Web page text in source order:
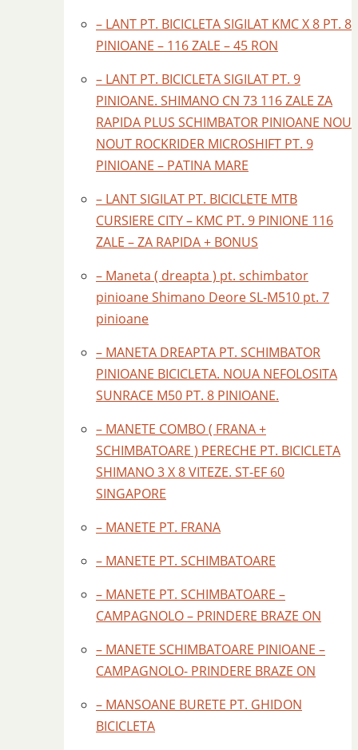
– LANT PT. BICICLETA SIGILAT KMC X 8 PT. 8
PINIOANE – 116 ZALE – 45 RON
– LANT PT. BICICLETA SIGILAT PT. 9
PINIOANE. SHIMANO CN 73 116 ZALE ZA
RAPIDA PLUS SCHIMBATOR PINIOANE NOU
NOUT ROCKRIDER MICROSHIFT PT. 9
PINIOANE – PATINA MARE
– LANT SIGILAT PT. BICICLETE MTB
CURSIERE CITY – KMC PT. 9 PINIONE 116
ZALE – ZA RAPIDA + BONUS
– Maneta ( dreapta ) pt. schimbator
pinioane Shimano Deore SL-M510 pt. 7
pinioane
– MANETA DREAPTA PT. SCHIMBATOR
PINIOANE BICICLETA. NOUA NEFOLOSITA
SUNRACE M50 PT. 8 PINIOANE.
– MANETE COMBO ( FRANA +
SCHIMBATOARE ) PERECHE PT. BICICLETA
SHIMANO 3 X 8 VITEZE. ST-EF 60
SINGAPORE
– MANETE PT. FRANA
– MANETE PT. SCHIMBATOARE
– MANETE PT. SCHIMBATOARE –
CAMPAGNOLO – PRINDERE BRAZE ON
– MANETE SCHIMBATOARE PINIOANE –
CAMPAGNOLO- PRINDERE BRAZE ON
– MANSOANE BURETE PT. GHIDON
BICICLETA